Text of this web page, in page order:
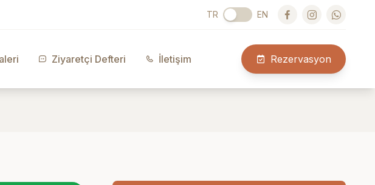
TR EN
Ziyaretçi Defteri İletişim Rezervasyon